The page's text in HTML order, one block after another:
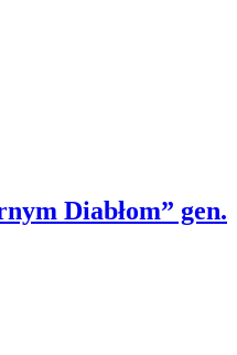
Diabłom” gen.